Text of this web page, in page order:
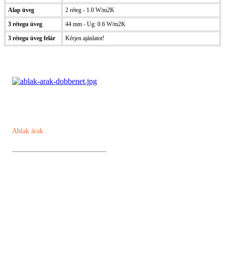
Alap üveg
2 réteg - 1.0 W/m2K
3 rétegu üveg
44 mm - Ug: 0.6 W/m2K
3 rétegu üveg felár
Kérjen ajánlatot!
Ablak árak